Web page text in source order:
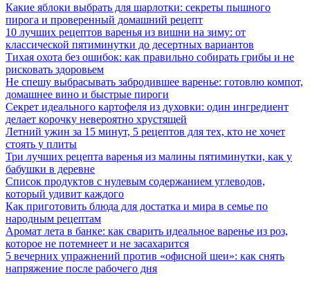
Какие яблоки выбрать для шарлотки: секреты пышного
пирога и проверенный домашний рецепт
10 лучших рецептов варенья из вишни на зиму: от
классической пятиминутки до десертных вариантов
Тихая охота без ошибок: как правильно собирать грибы и не
рисковать здоровьем
Не спешу выбрасывать забродившее варенье: готовлю компот,
домашнее вино и быстрые пироги
Секрет идеального картофеля из духовки: один ингредиент
делает корочку невероятно хрустящей
Летний ужин за 15 минут, 5 рецептов для тех, кто не хочет
стоять у плиты
Три лучших рецепта варенья из малины пятиминутки, как у
бабушки в деревне
Список продуктов с нулевым содержанием углеводов,
который удивит каждого
Как приготовить блюда для достатка и мира в семье по
народным рецептам
Аромат лета в банке: как сварить идеальное варенье из роз,
которое не потемнеет и не засахарится
5 вечерних упражнений против «офисной шеи»: как снять
напряжение после рабочего дня